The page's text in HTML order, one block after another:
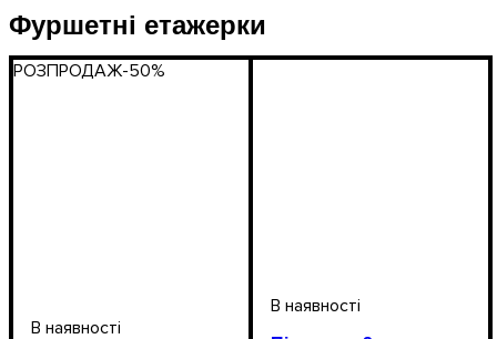
Фуршетні етажерки
РОЗПРОДАЖ-50%